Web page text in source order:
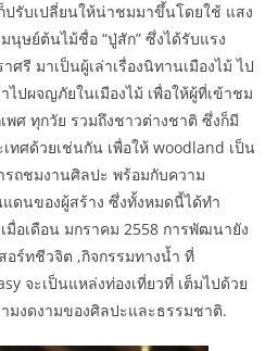
รับเปลี่ยนให้น่าชมมาขึ้นโดยใช้ แสง
นุษย์ต้นไม้ชื่อ “ปู่สัก” ซึ่งได้รับแรง
รี มาเป็นผู้เล่าเรื่องนิทานเมืองไม้ ไป
ไปผจญภัยในเมืองไม้ เพื่อให้ผู้ที่เข้าชม
ศ ทุกวัย รวมถึงชาวต่างชาติ ซึ่งก็มี
ทศด้วยเช่นกัน เพื่อให้ woodland เป็น
รถชมงานศิลปะ พร้อมกับความ
ดนของผู้สร้าง ซึ่งทั้งหมดนี้ได้ทำ
มื่อเดือน มกราคม 2558 การพัฒนายัง
อร์ทชีวจิต ,กิจกรรมทางน้ำ ที่
จะเป็นแหล่งท่องเที่ยวที่ เต็มไปด้วย
งดงามของศิลปะและธรรมชาติ.